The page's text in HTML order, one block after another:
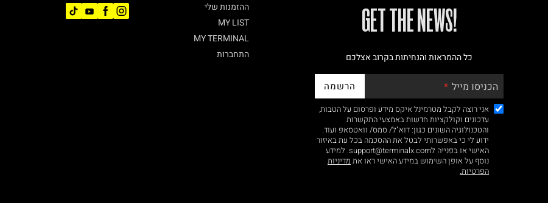
ההזמנות שלי
MY LIST
MY TERMINAL
התחברות
!GET THE NEWS
כל ההמראות והנחיתות בקרוב אצלכם
הכניסו מייל הרשמה
אני רוצה לקבל מטרמינל איקס מידע ופרסום על הטבות,
עדכונים וקולקציות חדשות באמצעי התקשרות
והטכנולוגיה השונים כגון: דוא"ל/ סמס/ וואטסאפ ועוד.
ידוע לי כי באפשרותי לבטל את ההסכמה בכל עת באיזור
האישי או בפנייה לsupport@terminalx.com. למידע
נוסף על אופן השימוש במידע האישי ראו את מדיניות
הפרטיות.